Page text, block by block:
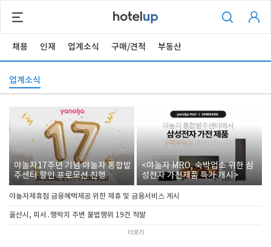
채용 인재 업계소식 구매/견적 부동산
업계소식
야놀자17주년 기념 야놀자 통합발
주센터 할인 프로모션 진행
<야놀자 MRO, 숙박업소 위한 삼
성전자 가전제품 특가 개시>
야놀자제휴점 금융혜택제공 위한 제휴 및 금융서비스 게시
울산시, 피서․행락지 주변 불법행위 19건 적발
더보기